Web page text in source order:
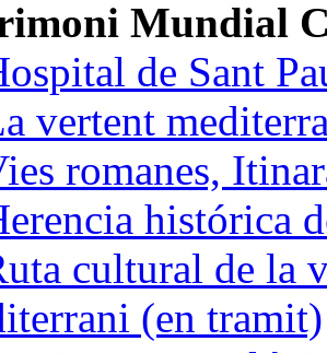
Mundial
de Sant
vertent
romanes,
histórica
cultural de la
(en tramit)